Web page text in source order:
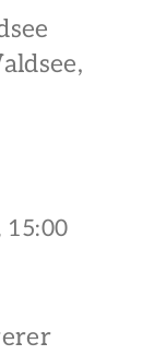
15:00